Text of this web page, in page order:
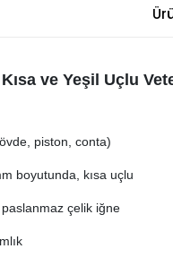
ve Yeşil Uçlu
piston, conta)​
boyutunda, kısa uçlu
paslanmaz çelik iğne​